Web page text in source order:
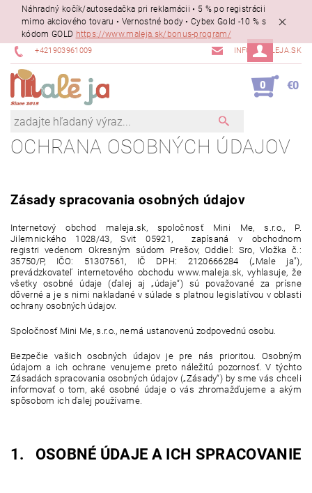
Náhradný kočík/autosedačka pri reklamácii • 5 % po registrácii
mimo akciového tovaru • Vernostné body • Cybex Gold -10 % s
kódom GOLD https://www.maleja.sk/bonus-program/
+421903961009 INFO@MALEJA.SK
0 €0
OCHRANA OSOBNÝCH ÚDAJOV
Zásady spracovania osobných údajov
Internetový obchod maleja.sk, spoločnosť Mini Me, s.r.o., P.
Jilemnického 1028/43, Svit 05921, zapísaná v obchodnom
registri vedenom Okresným súdom Prešov, Oddiel: Sro, Vložka č.:
35750/P, IČO: 51307561, IČ DPH: 2120666284 („Male ja"),
prevádzkovateľ internetového obchodu www.maleja.sk, vyhlasuje, že
všetky osobné údaje (ďalej aj „údaje“) sú považované za prísne
dôverné a je s nimi nakladané v súlade s platnou legislatívou v oblasti
ochrany osobných údajov.
Spoločnosť Mini Me, s.r.o., nemá ustanovenú zodpovednú osobu.
Bezpečie vašich osobných údajov je pre nás prioritou. Osobným
údajom a ich ochrane venujeme preto náležitú pozornosť. V týchto
Zásadách spracovania osobných údajov („Zásady“) by sme vás chceli
informovať o tom, aké osobné údaje o vás zhromažďujeme a akým
spôsobom ich ďalej používame.
1. OSOBNÉ ÚDAJE A ICH SPRACOVANIE